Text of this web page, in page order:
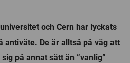
och Cern har lyckats
antiväte. De är alltså på väg att
på annat sätt än ”vanlig”